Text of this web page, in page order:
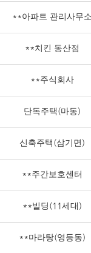
**아파트 관리사무소
**치킨 동산점
**주식회사
단독주택(마동)
신축주택(삼기면)
**주간보호센터
**빌딩(11세대)
**마라탕(영등동)